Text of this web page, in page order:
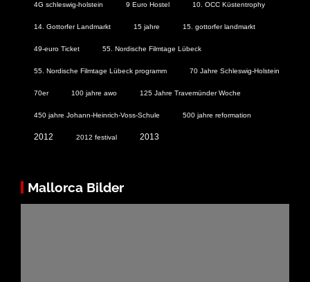
4G schleswig-holstein 9 Euro Hostel 10. OCC Küstentrophy
14. Gottorfer Landmarkt 15 jahre 15. gottorfer landmarkt
49-euro Ticket 55. Nordische Filmtage Lübeck
55. Nordische Filmtage Lübeck programm 70 Jahre Schleswig-Holstein
70er 100 jahre awo 125 Jahre Travemünder Woche
450 jahre Johann-Heinrich-Voss-Schule 500 jahre reformation
2012 2012 festival 2013
Mallorca Bilder